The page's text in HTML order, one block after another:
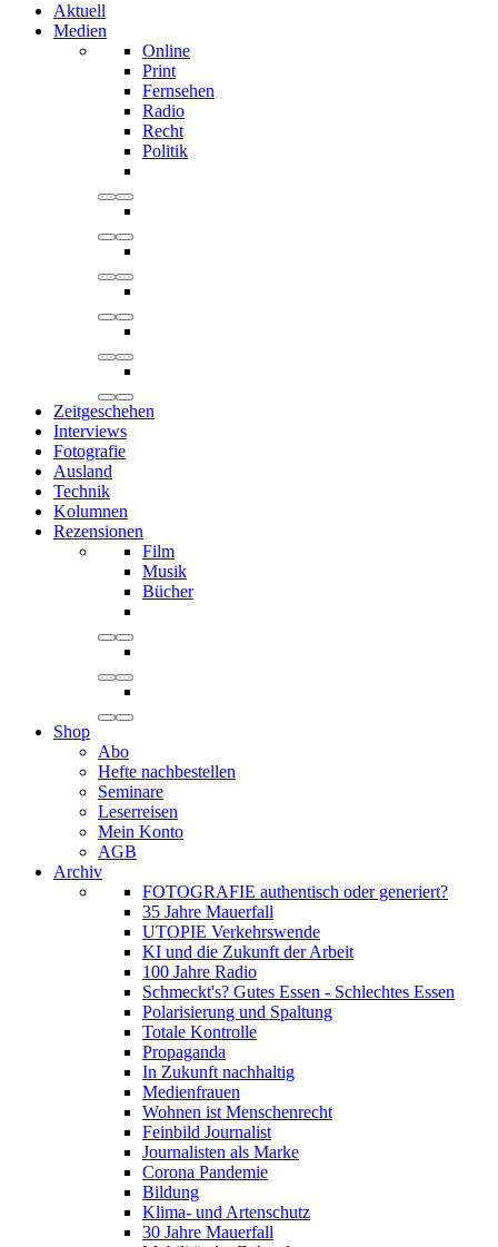
Aktuell
Medien
Online
Print
Fernsehen
Radio
Recht
Politik
Zeitgeschehen
Interviews
Fotografie
Ausland
Technik
Kolumnen
Rezensionen
Film
Musik
Bücher
Shop
Abo
Hefte nachbestellen
Seminare
Leserreisen
Mein Konto
AGB
Archiv
FOTOGRAFIE authentisch oder generiert?
35 Jahre Mauerfall
UTOPIE Verkehrswende
KI und die Zukunft der Arbeit
100 Jahre Radio
Schmeckt's? Gutes Essen - Schlechtes Essen
Polarisierung und Spaltung
Totale Kontrolle
Propaganda
In Zukunft nachhaltig
Medienfrauen
Wohnen ist Menschenrecht
Feinbild Journalist
Journalisten als Marke
Corona Pandemie
Bildung
Klima- und Artenschutz
30 Jahre Mauerfall